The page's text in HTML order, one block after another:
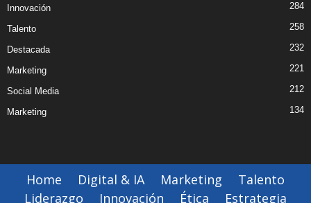
Innovación 284
Talento 258
Destacada 232
Marketing 221
Social Media 212
Marketing 134
Home Digital & IA Marketing
Talento
Liderazgo
Innovación Ética Estrategia